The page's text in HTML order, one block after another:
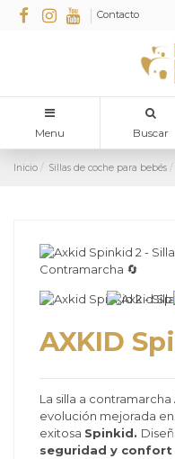
Contacto
Menu Buscar
Inicio Sillas de coche para bebés
AXKID
La silla a contramarcha
evolución mejorada en
exitosa Spinkid.
seguridad y confort